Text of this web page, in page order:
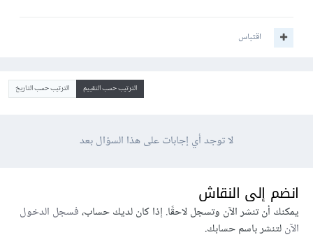
اقتباس
الترتيب حسب التقييم الترتيب حسب التاريخ
لا توجد أي إجابات على هذا السؤال بعد
انضم إلى النقاش
يمكنك أن تنشر الآن وتسجل لاحقًا. إذا كان لديك حساب،فسجل الدخول
الآنلتنشر باسم حسابك.